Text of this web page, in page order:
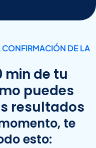
DE LA
min de tu
puedes
resultados
te
esto: